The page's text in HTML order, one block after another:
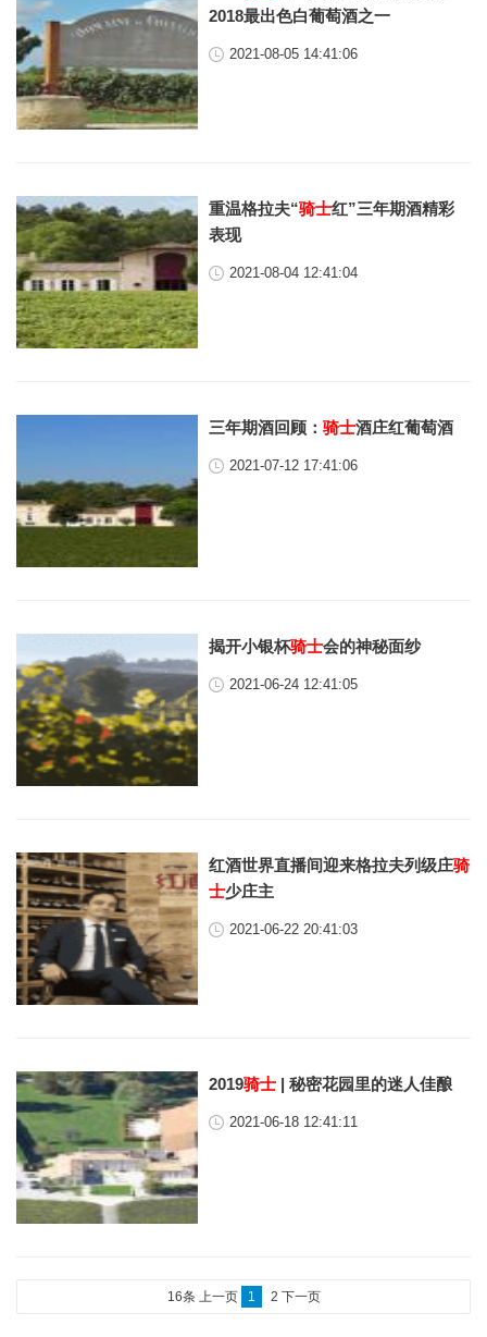
2018最出色白葡萄酒之一
2021-08-05 14:41:06
重温格拉夫“骑士红”三年期酒精彩
表现
2021-08-04 12:41:04
三年期酒回顾：骑士酒庄红葡萄酒
2021-07-12 17:41:06
揭开小银杯骑士会的神秘面纱
2021-06-24 12:41:05
红酒世界直播间迎来格拉夫列级庄骑
士少庄主
2021-06-22 20:41:03
2019骑士 | 秘密花园里的迷人佳酿
2021-06-18 12:41:11
16条 上一页 1 2 下一页